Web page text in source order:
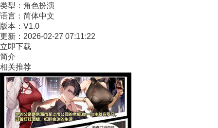
类型： 角色扮演
语言： 简体中文
版本： V1.0
更新： 2026-02-27 07:11:22
立即下载
简介
相关推荐